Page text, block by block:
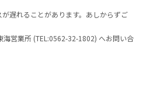
遅れることがあります。あしからずご
営業所 (TEL:0562-32-1802) へお問い合